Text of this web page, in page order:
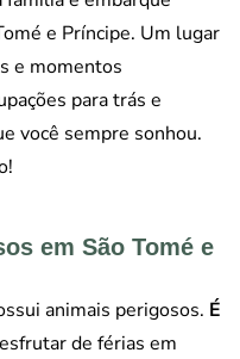
e Príncipe. Um lugar
e momentos
para trás e
você sempre sonhou.
em São Tomé e
animais perigosos. É
de férias em